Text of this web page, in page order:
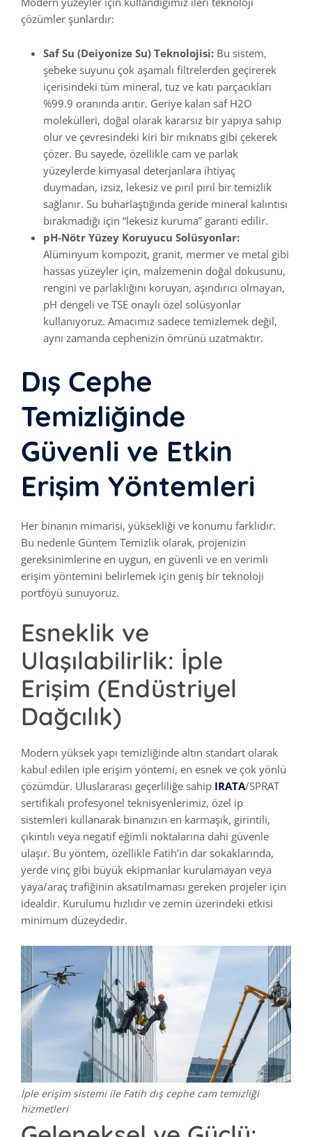
çözümler şunlardır:
Saf Su (Deiyonize Su) Teknolojisi: Bu sistem,
şebeke suyunu çok aşamalı filtrelerden geçirerek
içerisindeki tüm mineral, tuz ve katı parçacıkları
%99.9 oranında arıtır. Geriye kalan saf H2O
molekülleri, doğal olarak kararsız bir yapıya sahip
olur ve çevresindeki kiri bir mıknatıs gibi çekerek
çözer. Bu sayede, özellikle cam ve parlak
yüzeylerde kimyasal deterjanlara ihtiyaç
duymadan, izsiz, lekesiz ve pırıl pırıl bir temizlik
sağlanır. Su buharlaştığında geride mineral kalıntısı
bırakmadığı için “lekesiz kuruma” garanti edilir.
pH-Nötr Yüzey Koruyucu Solüsyonlar:
Alüminyum kompozit, granit, mermer ve metal gibi
hassas yüzeyler için, malzemenin doğal dokusunu,
rengini ve parlaklığını koruyan, aşındırıcı olmayan,
pH dengeli ve TSE onaylı özel solüsyonlar
kullanıyoruz. Amacımız sadece temizlemek değil,
aynı zamanda cephenizin ömrünü uzatmaktır.
Dış Cephe
Temizliğinde
Güvenli ve Etkin
Erişim Yöntemleri
Her binanın mimarisi, yüksekliği ve konumu farklıdır.
Bu nedenle Güntem Temizlik olarak, projenizin
gereksinimlerine en uygun, en güvenli ve en verimli
erişim yöntemini belirlemek için geniş bir teknoloji
portföyü sunuyoruz.
Esneklik ve
Ulaşılabilirlik: İple
Erişim (Endüstriyel
Dağcılık)
Modern yüksek yapı temizliğinde altın standart olarak
kabul edilen iple erişim yöntemi, en esnek ve çok yönlü
çözümdür. Uluslararası geçerliliğe sahip IRATA/SPRAT
sertifikalı profesyonel teknisyenlerimiz, özel ip
sistemleri kullanarak binanızın en karmaşık, girintili,
çıkıntılı veya negatif eğimli noktalarına dahi güvenle
ulaşır. Bu yöntem, özellikle Fatih’in dar sokaklarında,
yerde vinç gibi büyük ekipmanlar kurulamayan veya
yaya/araç trafiğinin aksatılmaması gereken projeler için
idealdir. Kurulumu hızlıdır ve zemin üzerindeki etkisi
minimum düzeydedir.
İple erişim sistemi ile Fatih dış cephe cam temizliği
hizmetleri